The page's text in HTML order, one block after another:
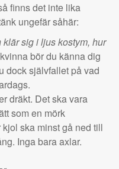
finns det inte lika
ungefär såhär:
klär sig i ljus kostym, hur
bör du känna dig
dock självfallet på vad
dräkt. Det ska vara
som en mörk
ska minst gå ned till
Inga bara axlar.